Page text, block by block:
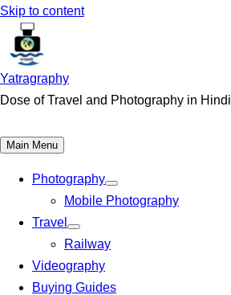
Skip to content
Yatragraphy
Dose of Travel and Photography in Hindi
Main Menu
Photography
Mobile Photography
Travel
Railway
Videography
Buying Guides